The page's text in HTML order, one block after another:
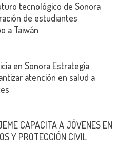
tecnológico de Sonora
de estudiantes
a Taiwán
en Sonora Estrategia
atención en salud a
CAPACITA A JÓVENES EN
Y PROTECCIÓN CIVIL